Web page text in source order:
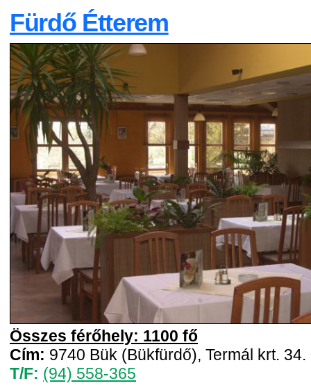
Fürdő Étterem
Összes férőhely: 1100 fő
Cím: 9740 Bük (Bükfürdő), Termál krt. 34.
T/F: (94) 558-365